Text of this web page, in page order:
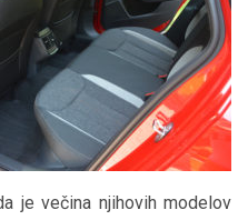
je večina njihovih modelov